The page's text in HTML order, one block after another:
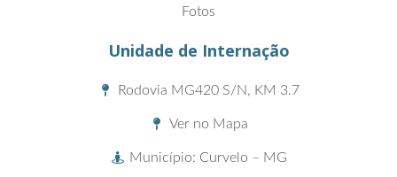
Fotos
Unidade de Internação
Rodovia MG420 S/N, KM 3.7
Ver no Mapa
Município: Curvelo – MG